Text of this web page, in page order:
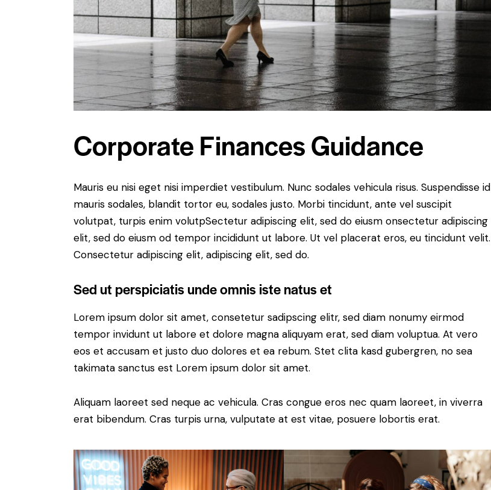
Corporate Finances Guidance
Mauris eu nisi eget nisi imperdiet vestibulum. Nunc sodales vehicula risus. Suspendisse id
mauris sodales, blandit tortor eu, sodales justo. Morbi tincidunt, ante vel suscipit
volutpat, turpis enim volutpSectetur adipiscing elit, sed do eiusm onsectetur adipiscing
elit, sed do eiusm od tempor incididunt ut labore. Ut vel placerat eros, eu tincidunt velit.
Consectetur adipiscing elit, adipiscing elit, sed do.
Sed ut perspiciatis unde omnis iste natus et
Lorem ipsum dolor sit amet, consetetur sadipscing elitr, sed diam nonumy eirmod
tempor invidunt ut labore et dolore magna aliquyam erat, sed diam voluptua. At vero
eos et accusam et justo duo dolores et ea rebum. Stet clita kasd gubergren, no sea
takimata sanctus est Lorem ipsum dolor sit amet.
Aliquam laoreet sed neque ac vehicula. Cras congue eros nec quam laoreet, in viverra
erat bibendum. Cras turpis urna, vulputate at est vitae, posuere lobortis erat.